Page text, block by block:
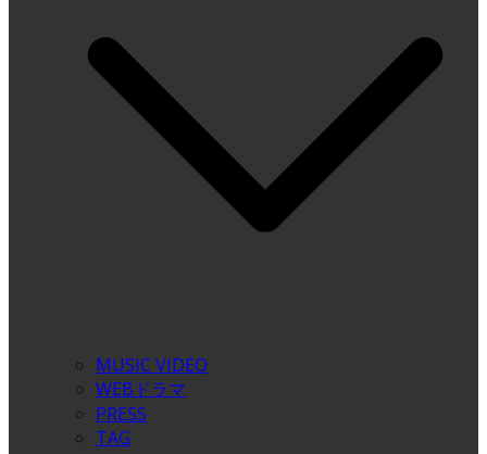
MUSIC VIDEO
WEBドラマ
PRESS
TAG